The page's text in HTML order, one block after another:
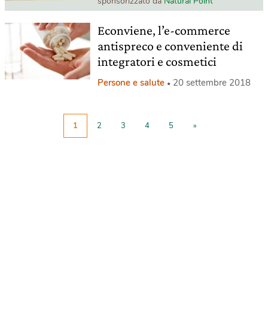
Econviene, l’e-commerce
antispreco e conveniente di
integratori e cosmetici
Persone e salute 20 settembre 2018
1 2 3 4 5 »